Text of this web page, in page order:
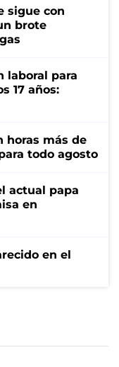
sigue con
brote
laboral para
17 años:
horas más de
todo agosto
actual papa
en
en el